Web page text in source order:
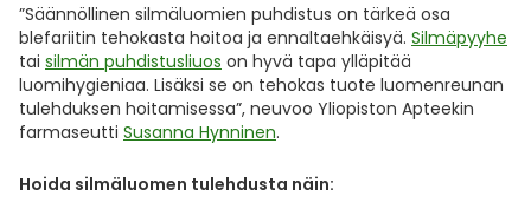
”Säännöllinen silmäluomien puhdistus on tärkeä osa
blefariitin tehokasta hoitoa ja ennaltaehkäisyä. Silmäpyyhe
tai silmän puhdistusliuos on hyvä tapa ylläpitää
luomihygieniaa. Lisäksi se on tehokas tuote luomenreunan
tulehduksen hoitamisessa”, neuvoo Yliopiston Apteekin
farmaseutti Susanna Hynninen.
Hoida silmäluomen tulehdusta näin: